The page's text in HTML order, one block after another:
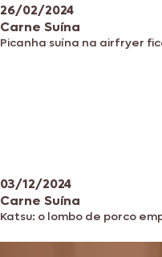
26/02/2024
Carne Suína
Picanha suína na airfryer
03/12/2024
Carne Suína
Katsu: o lombo de porco